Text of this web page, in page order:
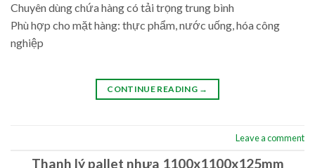
Chuyên dùng chứa hàng có tải trọng trung bình
Phù hợp cho mặt hàng: thực phẩm, nước uống, hóa công
nghiệp
CONTINUE READING →
Leave a comment
Thanh lý pallet nhựa 1100x1100x125mm